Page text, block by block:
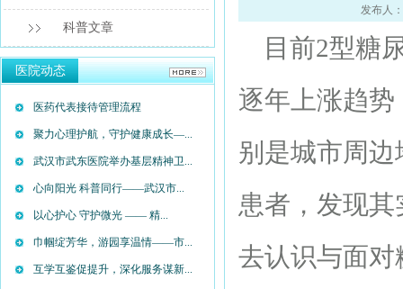
科普文章
医院动态
医药代表接待管理流程
聚力心理护航，守护健康成长—...
武汉市武东医院举办基层精神卫...
心向阳光 科普同行——武汉市...
以心护心 守护微光 —— 精...
巾帼绽芳华，游园享温情——市...
互学互鉴促提升，深化服务谋新...
发布人
目前2型糖
逐年上涨趋
别是城市周
患者，发现
去认识与面对